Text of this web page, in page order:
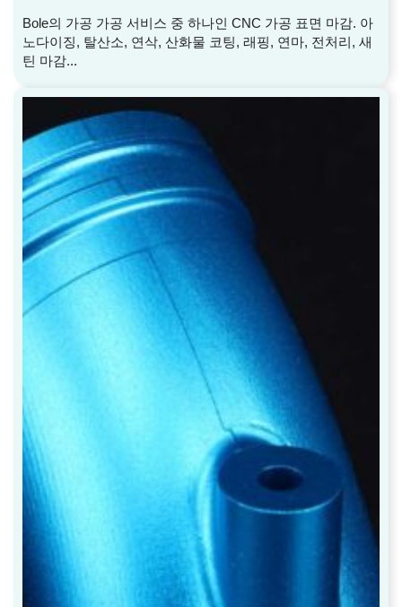
Bole의 가공 가공 서비스 중 하나인 CNC 가공 표면 마감. 아
노다이징, 탈산소, 연삭, 산화물 코팅, 래핑, 연마, 전처리, 새
틴 마감...